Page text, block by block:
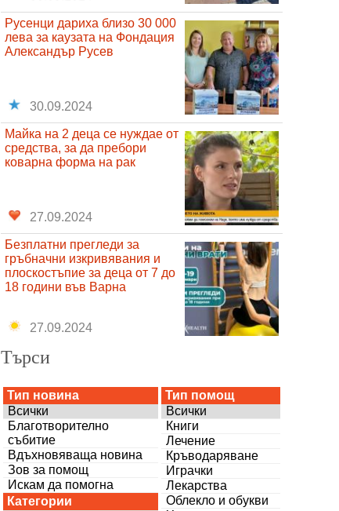
Русенци дариха близо 30 000
лева за каузата на Фондация
Александър Русев
30.09.2024
Майка на 2 деца се нуждае от
средства, за да пребори
коварна форма на рак
27.09.2024
Безплатни прегледи за
гръбначни изкривявания и
плоскостъпие за деца от 7 до
18 години във Варна
27.09.2024
Търси
Тип новина
Всички
Благотворително
събитие
Вдъхновяваща новина
Зов за помощ
Искам да помогна
Категории
Тип помощ
Всички
Книги
Лечение
Кръводаряване
Играчки
Лекарства
Облекло и обукви